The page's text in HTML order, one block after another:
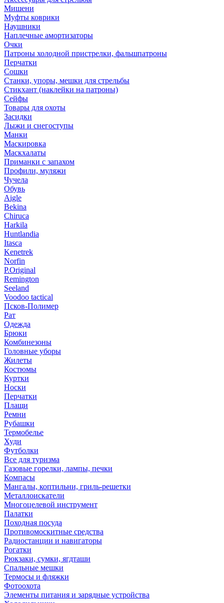
Мишени
Муфты коврики
Наушники
Наплечные амортизаторы
Очки
Патроны холодной пристрелки, фальшпатроны
Перчатки
Сошки
Станки, упоры, мешки для стрельбы
Стикхант (наклейки на патроны)
Сейфы
Товары для охоты
Засидки
Лыжи и снегоступы
Манки
Маскировка
Маскхалаты
Приманки с запахом
Профили, муляжи
Чучела
Обувь
Aigle
Bekina
Chiruсa
Harkila
Huntlandia
Itasca
Kenetrek
Norfin
P.Original
Remington
Seeland
Voodoo tactical
Псков-Полимер
Рат
Одежда
Брюки
Комбинезоны
Головные уборы
Жилеты
Костюмы
Куртки
Носки
Перчатки
Плащи
Ремни
Рубашки
Термобелье
Худи
Футболки
Все для туризма
Газовые горелки, лампы, печки
Компасы
Мангалы, коптильни, гриль-решетки
Металлоискатели
Многоцелевой инструмент
Палатки
Походная посуда
Противомоскитные средства
Радиостанции и навигаторы
Рогатки
Рюкзаки, сумки, ягдташи
Спальные мешки
Термосы и фляжки
Фотоохота
Элементы питания и зарядные устройства